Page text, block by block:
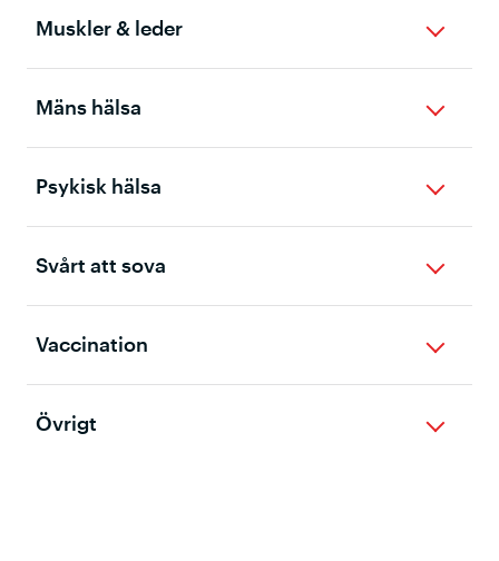
Muskler & leder
Mäns hälsa
Psykisk hälsa
Svårt att sova
Vaccination
Övrigt